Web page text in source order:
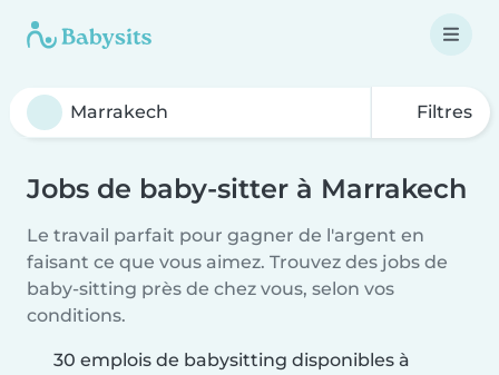
Filtres
Jobs de baby-sitter à Marrakech
Le travail parfait pour gagner de l'argent en
faisant ce que vous aimez. Trouvez des jobs de
baby-sitting près de chez vous, selon vos
conditions.
30 emplois de babysitting disponibles à